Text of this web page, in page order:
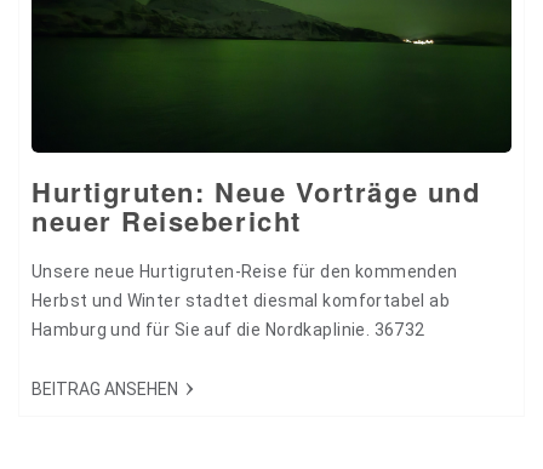
Hurtigruten: Neue Vorträge und
neuer Reisebericht
Unsere neue Hurtigruten-Reise für den kommenden
Herbst und Winter stadtet diesmal komfortabel ab
Hamburg und für Sie auf die Nordkaplinie. 36732
BEITRAG ANSEHEN